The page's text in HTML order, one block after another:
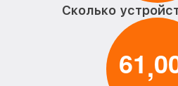
Сколько
61,0